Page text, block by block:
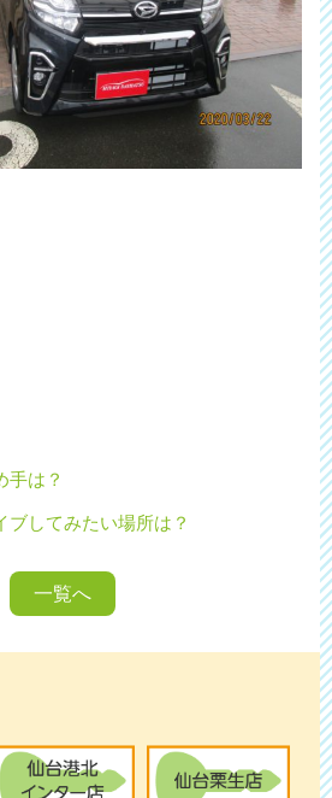
は？
してみたい場所は？
一覧へ